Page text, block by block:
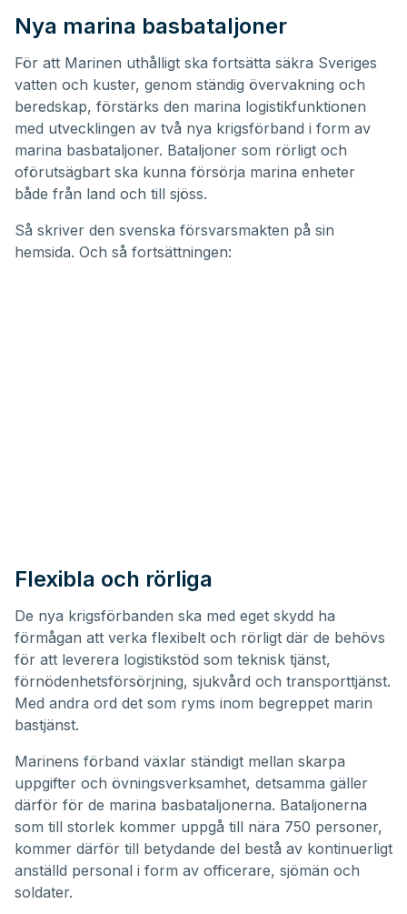
Nya marina basbataljoner
För att Marinen uthålligt ska fortsätta säkra Sveriges
vatten och kuster, genom ständig övervakning och
beredskap, förstärks den marina logistikfunktionen
med utvecklingen av två nya krigsförband i form av
marina basbataljoner. Bataljoner som rörligt och
oförutsägbart ska kunna försörja marina enheter
både från land och till sjöss.
Så skriver den svenska försvarsmakten på sin
hemsida. Och så fortsättningen:
Flexibla och rörliga
De nya krigsförbanden ska med eget skydd ha
förmågan att verka flexibelt och rörligt där de behövs
för att leverera logistikstöd som teknisk tjänst,
förnödenhetsförsörjning, sjukvård och transporttjänst.
Med andra ord det som ryms inom begreppet marin
bastjänst.
Marinens förband växlar ständigt mellan skarpa
uppgifter och övningsverksamhet, detsamma gäller
därför för de marina basbataljonerna. Bataljonerna
som till storlek kommer uppgå till nära 750 personer,
kommer därför till betydande del bestå av kontinuerligt
anställd personal i form av officerare, sjömän och
soldater.